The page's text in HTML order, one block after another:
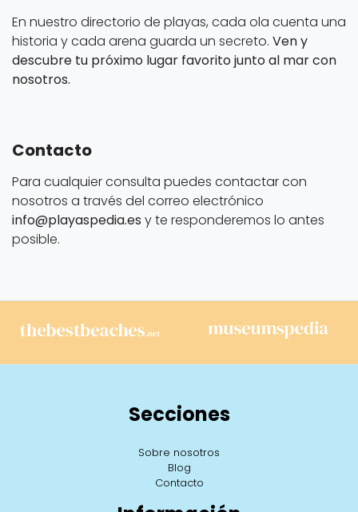
En nuestro directorio de playas, cada ola cuenta una
historia y cada arena guarda un secreto. Ven y
descubre tu próximo lugar favorito junto al mar con
nosotros.
Contacto
Para cualquier consulta puedes contactar con
nosotros a través del correo electrónico
info@playaspedia.es y te responderemos lo antes
posible.
Secciones
Sobre nosotros
Blog
Contacto